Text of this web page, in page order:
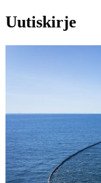
Uutiskirje